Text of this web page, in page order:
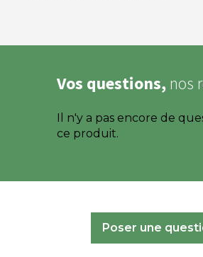
Vos questions, nos
Il n'y a pas encore de
ce produit.
Poser une